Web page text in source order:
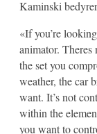
Kaminski
«If you’re
animator.
the set you
weather, the car
want. It’s not
within the
you want to